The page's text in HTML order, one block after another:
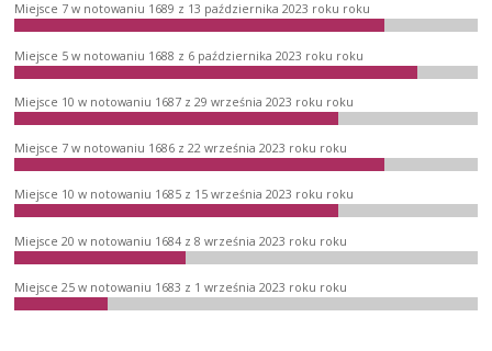
Miejsce 7 w notowaniu 1689 z 13 października 2023 roku roku
Miejsce 5 w notowaniu 1688 z 6 października 2023 roku roku
Miejsce 10 w notowaniu 1687 z 29 września 2023 roku roku
Miejsce 7 w notowaniu 1686 z 22 września 2023 roku roku
Miejsce 10 w notowaniu 1685 z 15 września 2023 roku roku
Miejsce 20 w notowaniu 1684 z 8 września 2023 roku roku
Miejsce 25 w notowaniu 1683 z 1 września 2023 roku roku